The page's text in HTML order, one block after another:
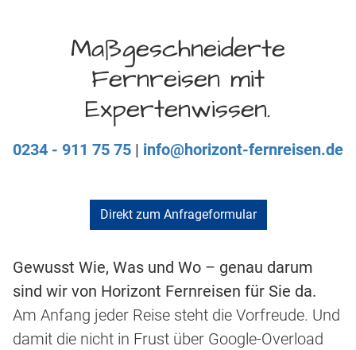
Maßgeschneiderte
Fernreisen mit
Expertenwissen.
0234 - 911 75 75 | info@horizont-fernreisen.de
Direkt zum Anfrageformular
Gewusst Wie, Was und Wo – genau darum
sind wir von Horizont Fernreisen für Sie da.
Am Anfang jeder Reise steht die Vorfreude. Und
damit die nicht in Frust über Google-Overload